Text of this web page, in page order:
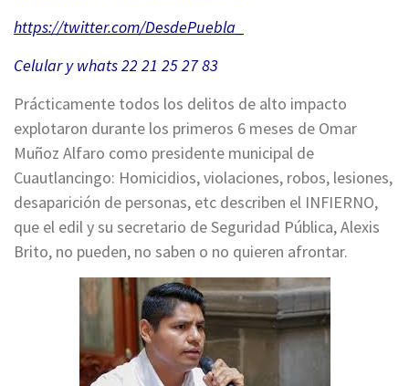
https://twitter.com/DesdePuebla
Celular y whats 22 21 25 27 83
Prácticamente todos los delitos de alto impacto
explotaron durante los primeros 6 meses de Omar
Muñoz Alfaro como presidente municipal de
Cuautlancingo: Homicidios, violaciones, robos, lesiones,
desaparición de personas, etc describen el INFIERNO,
que el edil y su secretario de Seguridad Pública, Alexis
Brito, no pueden, no saben o no quieren afrontar.